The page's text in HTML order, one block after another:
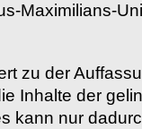
Maximilians-
zu der
Inhalte der
kann nur